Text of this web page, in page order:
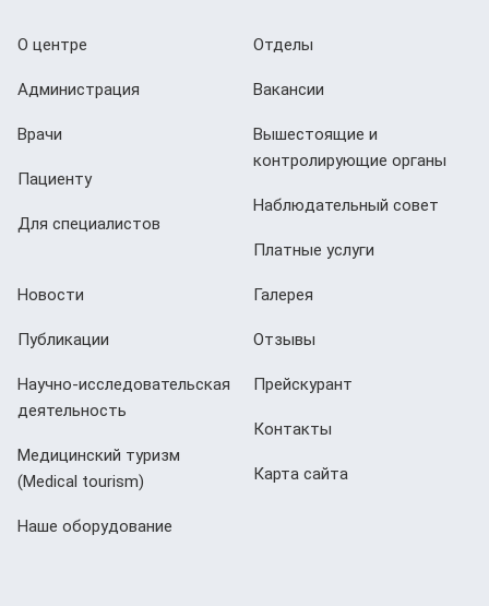
О центре
Администрация
Врачи
Пациенту
Для специалистов
Отделы
Вакансии
Вышестоящие и
контролирующие органы
Наблюдательный совет
Платные услуги
Новости
Публикации
Научно-исследовательская
деятельность
Медицинский туризм
(Мedical tourism)
Наше оборудование
Галерея
Отзывы
Прейскурант
Контакты
Карта сайта